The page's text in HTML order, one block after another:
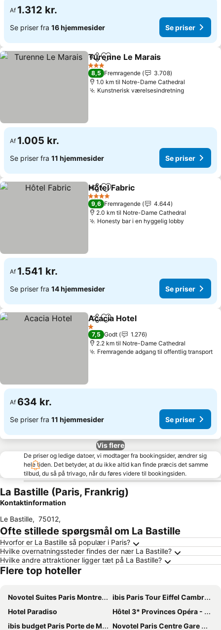
Af 1.312 kr.
Se priser fra 16 hjemmesider Se priser
Del Føj til favoritter
Turenne Le Marais
3 Stjerner
8,5 Fremragende
3.708
1.0 km til Notre-Dame Cathedral
Kunstnerisk værelsesindretning
Af 1.005 kr.
Se priser fra 11 hjemmesider Se priser
Del Føj til favoritter
Hôtel Fabric
4 Stjerner
9,6 Fremragende
4.644
2.0 km til Notre-Dame Cathedral
Honesty bar i en hyggelig lobby
Af 1.541 kr.
Se priser fra 14 hjemmesider Se priser
Del Føj til favoritter
Acacia Hotel
1 Stjerner
7,5 Godt
1.276
2.2 km til Notre-Dame Cathedral
Fremragende adgang til offentlig transport
Af 634 kr.
Se priser fra 11 hjemmesider Se priser
Vis flere
De priser og ledige datoer, vi modtager fra bookingsider, ændrer sig
hele tiden. Det betyder, at du ikke altid kan finde præcis det samme
tilbud, du så på trivago, når du føres videre til bookingsiden.
La Bastille (Paris, Frankrig)
Kontaktinformation
Le Bastille, 75012,
Ofte stillede spørgsmål om La Bastille
Hvorfor er La Bastille så populær i Paris?
Hvilke overnatningssteder findes der nær La Bastille?
Hvilke andre attraktioner ligger tæt på La Bastille?
Flere top hoteller
Novotel Suites Paris Montreuil Vincennes
ibis Paris Tour Eiffel Cambronne 15ème
Hotel Paradiso
Hôtel 3* Provinces Opéra - Vacances Bleues
ibis budget Paris Porte de Montmartre
Novotel Paris Centre Gare Montparnasse